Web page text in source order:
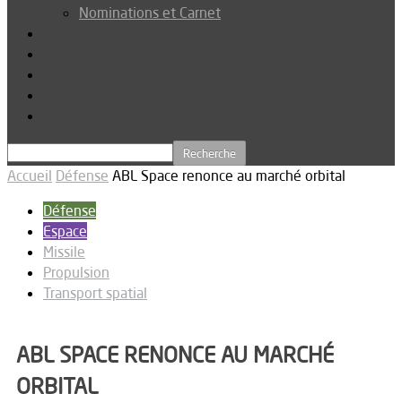
Nominations et Carnet
Accueil Défense ABL Space renonce au marché orbital
Défense
Espace
Missile
Propulsion
Transport spatial
ABL SPACE RENONCE AU MARCHÉ
ORBITAL